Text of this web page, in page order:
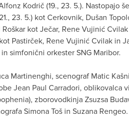
Kodrič (19., 23. 5.). Nastopajo
23. 5.) kot Cerkovnik, Dušan
kot Ječar, Rene Vujinić Cvilak
Pastirček, Rene Vujinić Cvilak in
simfonični orkester SNG Maribor.
Martinenghi, scenograf Matic
Jean Paul Carradori, oblikovalca
zborovodkinja Zsuzsa
Simona Toš in Suzana Rengeo.